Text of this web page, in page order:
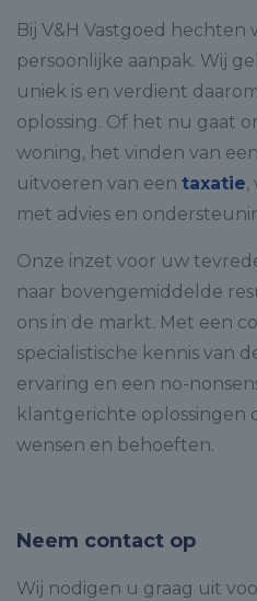
Bij V&H Vastgoed hechten
persoonlijke aanpak. Wij
uniek is en verdient
oplossing. Of het nu gaat
woning, het vinden van een
uitvoeren van een taxatie,
met advies en
Onze inzet voor uw
naar bovengemiddelde
ons in de markt. Met een
specialistische kennis van
ervaring en een no-
klantgerichte oplossingen
wensen en behoeften.
Neem contact op
Wij nodigen u graag uit